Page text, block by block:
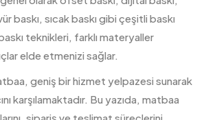
baskı, sıcak baskı gibi çeşitli baskı
teknikleri, farklı materyaller
elde etmenizi sağlar.
, geniş bir hizmet yelpazesi sunarak
karşılamaktadır. Bu yazıda, matbaa